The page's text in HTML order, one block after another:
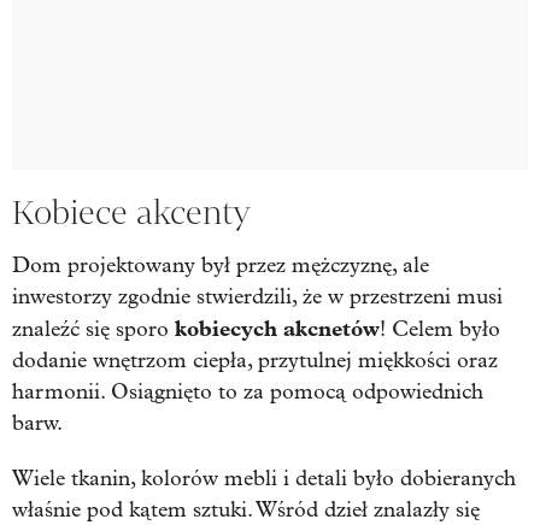
Kobiece akcenty
Dom projektowany był przez mężczyznę, ale
inwestorzy zgodnie stwierdzili, że w przestrzeni musi
znaleźć się sporo kobiecych akcnetów! Celem było
dodanie wnętrzom ciepła, przytulnej miękkości oraz
harmonii. Osiągnięto to za pomocą odpowiednich
barw.
Wiele tkanin, kolorów mebli i detali było dobieranych
właśnie pod kątem sztuki. Wśród dzieł znalazły się